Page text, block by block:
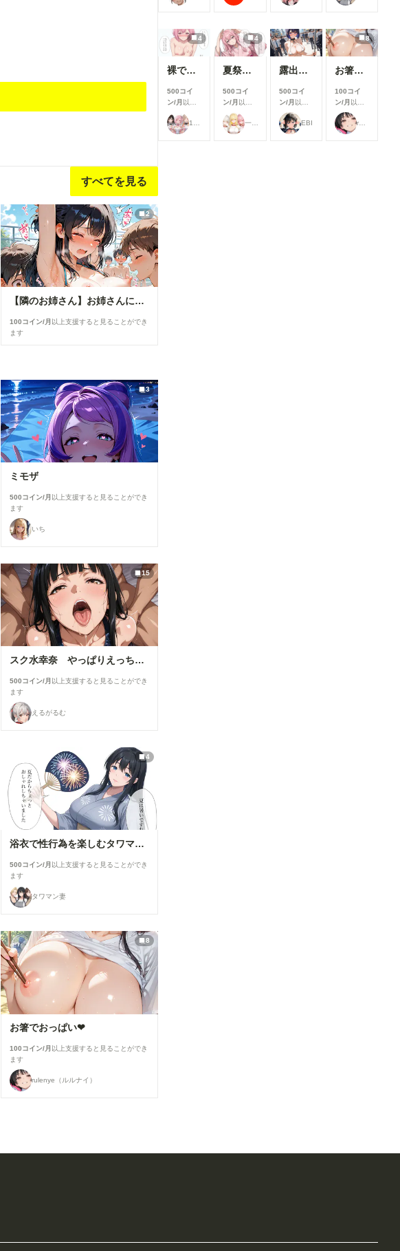
すべてを見る
2
【隣のお姉さん】お姉さんに群がるプール男子達⑥
100コイン/月 以上支援すると見ることができ
ます
3
ミモザ
500コイン/月 以上支援すると見ることができ
ます
いち
15
スク水幸奈 やっぱりえっちな・・・ S-514
500コイン/月 以上支援すると見ることができ
ます
えるがるむ
4
浴衣で性行為を楽しむタワマン妻【山口明香里】編
500コイン/月 以上支援すると見ることができ
ます
タワマン妻
8
お箸でおっぱい❤
100コイン/月 以上支援すると見ることができ
ます
rulenye（ルルナイ）
できます
できます
できます
できます
4
裸でスポンサーを接待するアイドル【秋吉みる】編
500コイ
ン/月 以上
支援すると
見ることが
できます
4
夏祭りで興奮したオタクに襲われる一軍ギャルズ【桃園ひまり】編
500コイ
ン/月 以上
支援すると
見ることが
できます
露出プレイ078
500コイ
ン/月 以上
支援すると
見ることが
できます
EBI
8
お箸でおっぱい❤
100コイ
ン/月 以上
支援すると
見ることが
できます
rulenye（ルルナイ）